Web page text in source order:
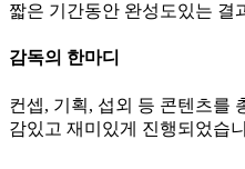
짧은 기간동안 완성도있는 결
감독의 한마디
컨셉, 기획, 섭외 등 콘텐츠를
감있고 재미있게 진행되었습